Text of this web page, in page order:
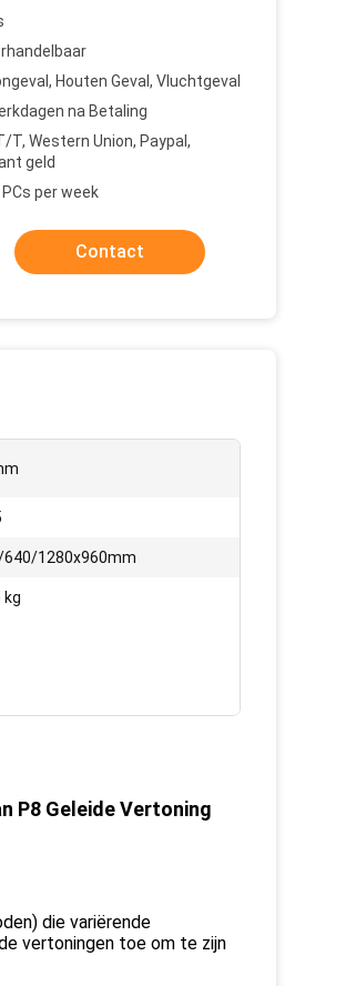
Houten Geval, Vluchtgeval
na Betaling
T, Western Union, Paypal,
geld
per week
Contact
640/1280x960mm
kg
P8 Geleide Vertoning
die variërende
vertoningen toe om te zijn